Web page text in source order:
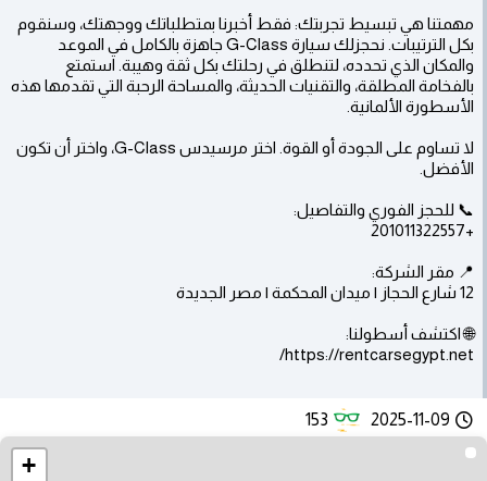
مهمتنا هي تبسيط تجربتك: فقط أخبرنا بمتطلباتك ووجهتك، وسنقوم
بكل الترتيبات. نحجزلك سيارة G-Class جاهزة بالكامل في الموعد
والمكان الذي تحدده، لتنطلق في رحلتك بكل ثقة وهيبة. استمتع
بالفخامة المطلقة، والتقنيات الحديثة، والمساحة الرحبة التي تقدمها هذه
الأسطورة الألمانية.
لا تساوم على الجودة أو القوة. اختر مرسيدس G-Class، واختر أن تكون
الأفضل.
📞 للحجز الفوري والتفاصيل:
+201011322557
📍 مقر الشركة:
12 شارع الحجاز | ميدان المحكمة | مصر الجديدة
🌐 اكتشف أسطولنا:
https://rentcarsegypt.net/
2025-11-09
153
+